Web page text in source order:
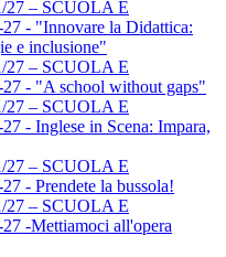
– SCUOLA E
- "Innovare la Didattica:
e inclusione"
– SCUOLA E
- "A school without gaps"
– SCUOLA E
- Inglese in Scena: Impara,
– SCUOLA E
- Prendete la bussola!
– SCUOLA E
-Mettiamoci all'opera